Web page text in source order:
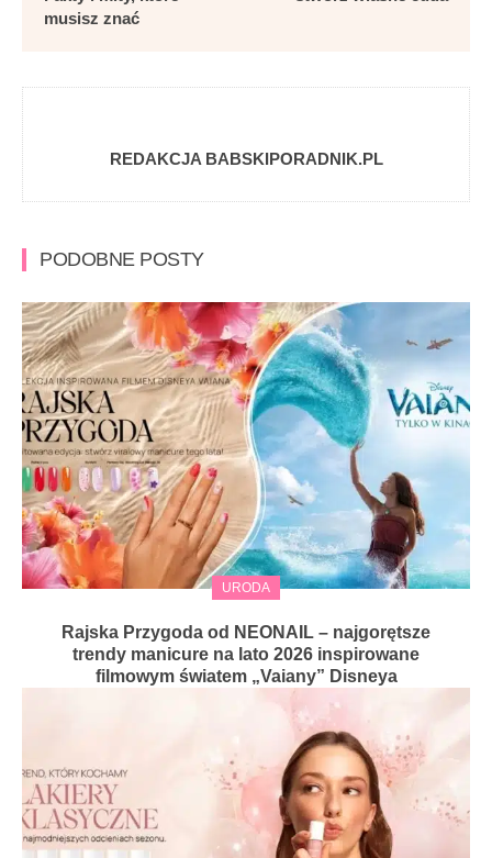
musisz znać
REDAKCJA BABSKIPORADNIK.PL
PODOBNE POSTY
URODA
Rajska Przygoda od NEONAIL – najgorętsze
trendy manicure na lato 2026 inspirowane
filmowym światem „Vaiany” Disneya